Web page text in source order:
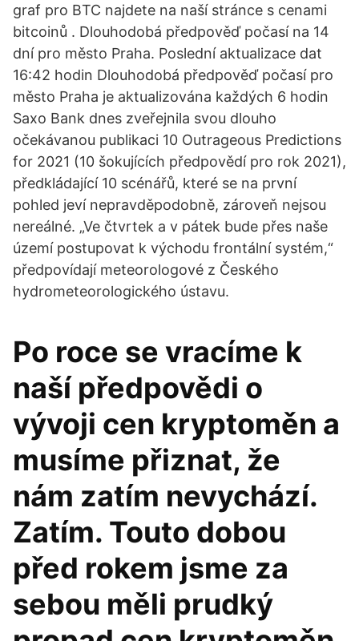
graf pro BTC najdete na naší stránce s cenami
bitcoinů . Dlouhodobá předpověď počasí na 14
dní pro město Praha. Poslední aktualizace dat
16:42 hodin Dlouhodobá předpověď počasí pro
město Praha je aktualizována každých 6 hodin
Saxo Bank dnes zveřejnila svou dlouho
očekávanou publikaci 10 Outrageous Predictions
for 2021 (10 šokujících předpovědí pro rok 2021),
předkládající 10 scénářů, které se na první
pohled jeví nepravděpodobně, zároveň nejsou
nereálné. „Ve čtvrtek a v pátek bude přes naše
území postupovat k východu frontální systém,“
předpovídají meteorologové z Českého
hydrometeorologického ústavu.
Po roce se vracíme k
naší předpovědi o
vývoji cen kryptoměn a
musíme přiznat, že
nám zatím nevychází.
Zatím. Touto dobou
před rokem jsme za
sebou měli prudký